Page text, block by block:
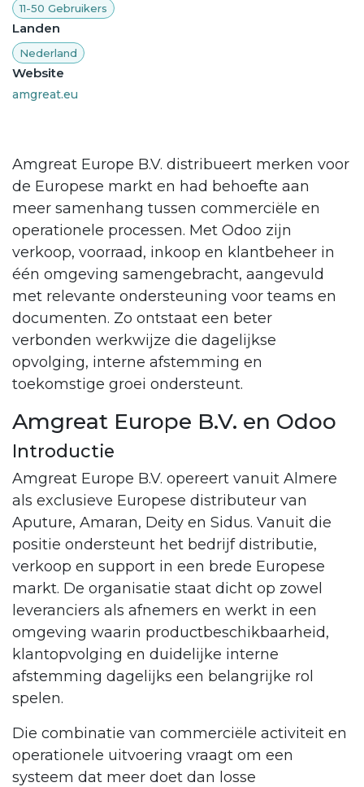
11-50 Gebruikers
Landen
Nederland
Website
amgreat.eu
Amgreat Europe B.V. distribueert merken voor
de Europese markt en had behoefte aan
meer samenhang tussen commerciële en
operationele processen. Met Odoo zijn
verkoop, voorraad, inkoop en klantbeheer in
één omgeving samengebracht, aangevuld
met relevante ondersteuning voor teams en
documenten. Zo ontstaat een beter
verbonden werkwijze die dagelijkse
opvolging, interne afstemming en
toekomstige groei ondersteunt.
Amgreat Europe B.V. en Odoo
Introductie
Amgreat Europe B.V. opereert vanuit Almere
als exclusieve Europese distributeur van
Aputure, Amaran, Deity en Sidus. Vanuit die
positie ondersteunt het bedrijf distributie,
verkoop en support in een brede Europese
markt. De organisatie staat dicht op zowel
leveranciers als afnemers en werkt in een
omgeving waarin productbeschikbaarheid,
klantopvolging en duidelijke interne
afstemming dagelijks een belangrijke rol
spelen.
Die combinatie van commerciële activiteit en
operationele uitvoering vraagt om een
systeem dat meer doet dan losse